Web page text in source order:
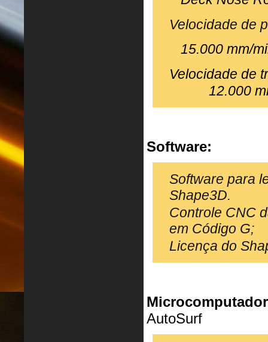
Velocidade de
15.000 mm/
Velocidade de
12.000
Software:
Software para
Shape3D.
Controle CNC
em Código G;
Licença do
Microcomputador
AutoSurf